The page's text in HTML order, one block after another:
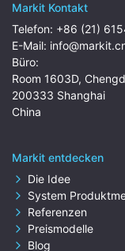
Markit Kontakt
Telefon: +86 (21)
E-Mail:
Büro:
Room 1603D,
200333 Shanghai
China
Markit entdecken
Die Idee
System
Referenzen
Preismodelle
Blog